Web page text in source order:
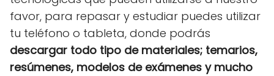
favor, para repasar y estudiar puedes utilizar
tu teléfono o tableta, donde podrás
descargar todo tipo de materiales; temarios,
resúmenes, modelos de exámenes y mucho